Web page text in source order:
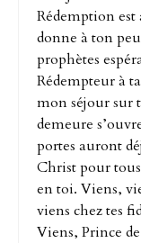
Rédemption est
donne à ton
prophètes
Rédempteur à
mon séjour sur
demeure
portes auront
Christ pour
en toi. Viens,
viens chez tes
Viens, Prince